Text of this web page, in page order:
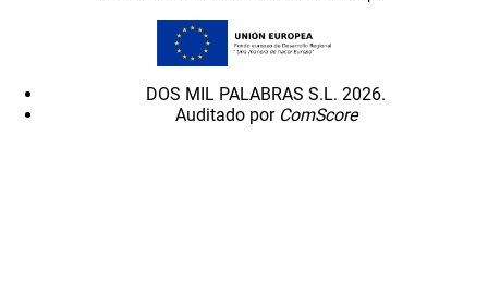
DOS MIL PALABRAS S.L. 2026.
Auditado por ComScore